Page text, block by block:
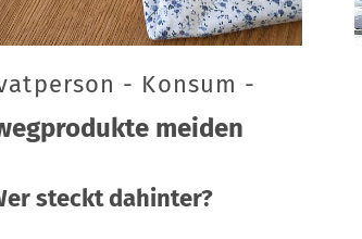
- Konsum -
meiden
steckt dahinter?